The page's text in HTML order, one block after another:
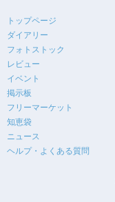
トップページ
ダイアリー
フォトストック
レビュー
イベント
掲示板
フリーマーケット
知恵袋
ニュース
ヘルプ・よくある質問